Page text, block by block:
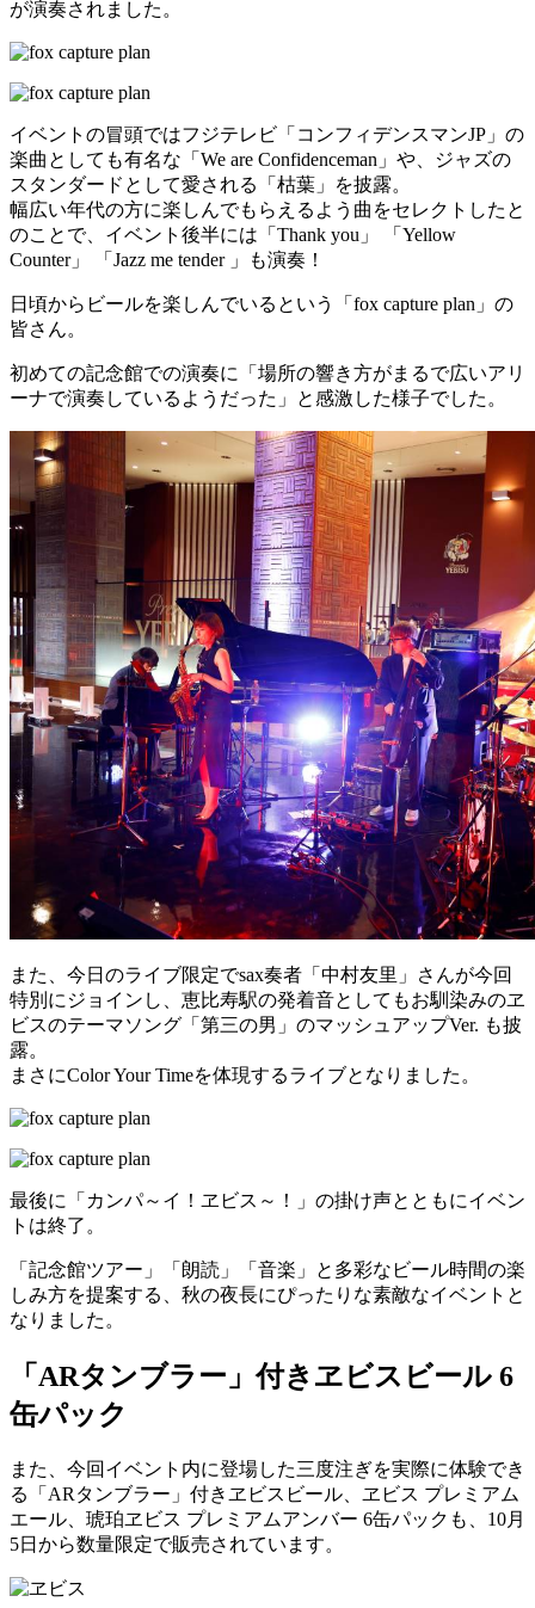
が演奏されました。
イベントの冒頭ではフジテレビ「コンフィデンスマンJP」の
楽曲としても有名な「We are Confidenceman」や、ジャズの
スタンダードとして愛される「枯葉」を披露。
幅広い年代の方に楽しんでもらえるよう曲をセレクトしたと
のことで、イベント後半には「Thank you」 「Yellow
Counter」 「Jazz me tender 」も演奏！
日頃からビールを楽しんでいるという「fox capture plan」の
皆さん。
初めての記念館での演奏に「場所の響き方がまるで広いアリ
ーナで演奏しているようだった」と感激した様子でした。
また、今日のライブ限定でsax奏者「中村友里」さんが今回
特別にジョインし、恵比寿駅の発着音としてもお馴染みのヱ
ビスのテーマソング「第三の男」のマッシュアップVer. も披
露。
まさにColor Your Timeを体現するライブとなりました。
最後に「カンパ～イ！ヱビス～！」の掛け声とともにイベン
トは終了。
「記念館ツアー」「朗読」「音楽」と多彩なビール時間の楽
しみ方を提案する、秋の夜長にぴったりな素敵なイベントと
なりました。
「ARタンブラー」付きヱビスビール 6
缶パック
また、今回イベント内に登場した三度注ぎを実際に体験でき
る「ARタンブラー」付きヱビスビール、ヱビス プレミアム
エール、琥珀ヱビス プレミアムアンバー 6缶パックも、10月
5日から数量限定で販売されています。